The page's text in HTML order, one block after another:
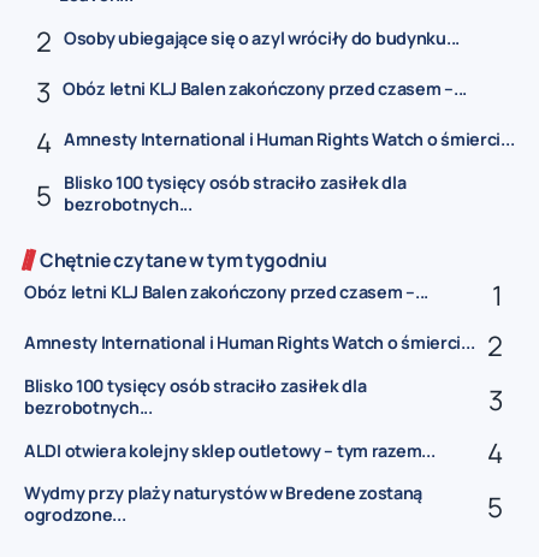
Osoby ubiegające się o azyl wróciły do budynku...
Obóz letni KLJ Balen zakończony przed czasem –...
Amnesty International i Human Rights Watch o śmierci...
Blisko 100 tysięcy osób straciło zasiłek dla
bezrobotnych...
Chętnie czytane w tym tygodniu
Obóz letni KLJ Balen zakończony przed czasem –...
Amnesty International i Human Rights Watch o śmierci...
Blisko 100 tysięcy osób straciło zasiłek dla
bezrobotnych...
ALDI otwiera kolejny sklep outletowy – tym razem...
Wydmy przy plaży naturystów w Bredene zostaną
ogrodzone...